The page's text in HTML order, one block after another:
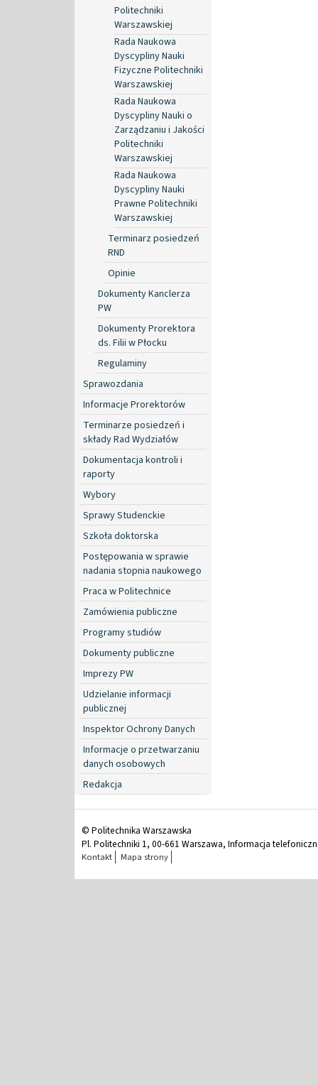
Politechniki
Warszawskiej
Rada Naukowa
Dyscypliny Nauki
Fizyczne Politechniki
Warszawskiej
Rada Naukowa
Dyscypliny Nauki o
Zarządzaniu i Jakości
Politechniki
Warszawskiej
Rada Naukowa
Dyscypliny Nauki
Prawne Politechniki
Warszawskiej
Terminarz posiedzeń
RND
Opinie
Dokumenty Kanclerza
PW
Dokumenty Prorektora
ds. Filii w Płocku
Regulaminy
Sprawozdania
Informacje Prorektorów
Terminarze posiedzeń i
składy Rad Wydziałów
Dokumentacja kontroli i
raporty
Wybory
Sprawy Studenckie
Szkoła doktorska
Postępowania w sprawie
nadania stopnia naukowego
Praca w Politechnice
Zamówienia publiczne
Programy studiów
Dokumenty publiczne
Imprezy PW
Udzielanie informacji
publicznej
Inspektor Ochrony Danych
Informacje o przetwarzaniu
danych osobowych
Redakcja
© Politechnika Warszawska
Pl. Politechniki 1, 00-661 Warszawa, Informacja
Kontakt Mapa strony